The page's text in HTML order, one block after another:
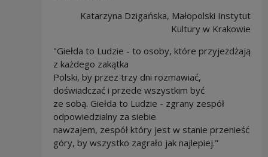
Katarzyna Dzigańska, Małopolski Instytut
Kultury w Krakowie
"Giełda to Ludzie - to osoby, które przyjeżdżają
z każdego zakątka
Polski, by przez trzy dni rozmawiać,
doświadczać i przede wszystkim być
ze sobą. Giełda to Ludzie - zgrany zespół
odpowiedzialny za siebie
nawzajem, zespół który jest w stanie przenieść
góry, by wszystko zagrało jak najlepiej."